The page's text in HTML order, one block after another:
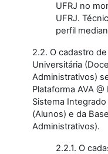
UFRJ no
UFRJ.
perfil
2.2. O cadastro
Universitária
Administrativos)
Plataforma AVA
Sistema
(Alunos) e da
Administrativos).
2.2.1. O